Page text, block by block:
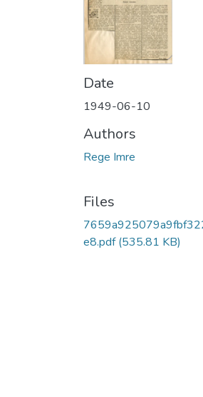
Date
1949-06-10
Authors
Rege Imre
Files
e8.pdf(535.81 KB)